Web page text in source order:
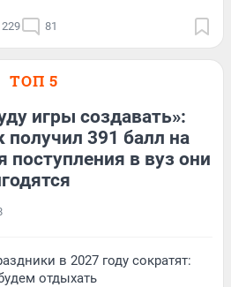
229 81
ТОП 5
игры создавать»:
получил 391 балл на
поступления в вуз они
в 2027 году сократят:
отдыхать